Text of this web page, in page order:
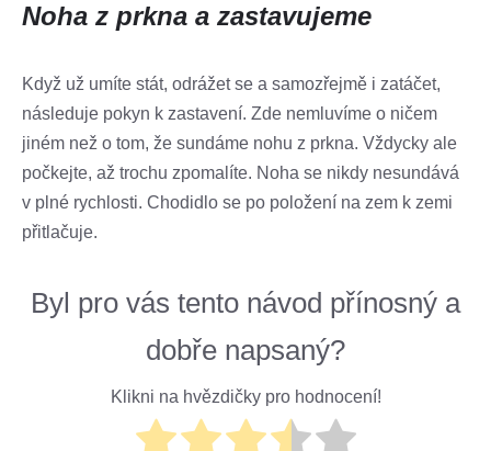
Noha z prkna a zastavujeme
Když už umíte stát, odrážet se a samozřejmě i zatáčet,
následuje pokyn k zastavení. Zde nemluvíme o ničem
jiném než o tom, že sundáme nohu z prkna. Vždycky ale
počkejte, až trochu zpomalíte. Noha se nikdy nesundává
v plné rychlosti. Chodidlo se po položení na zem k zemi
přitlačuje.
Byl pro vás tento návod přínosný a
dobře napsaný?
Klikni na hvězdičky pro hodnocení!